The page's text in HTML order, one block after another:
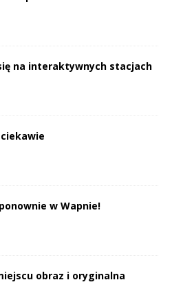
na interaktywnych stacjach
w Wapnie!
obraz i oryginalna